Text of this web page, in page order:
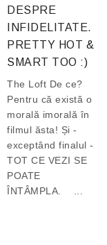
DESPRE
INFIDELITATE.
PRETTY HOT &
SMART TOO :)
The Loft De ce?
Pentru că există o
morală imorală în
filmul ăsta! Și -
exceptând finalul -
TOT CE VEZI SE
POATE
ÎNTÂMPLA. ...